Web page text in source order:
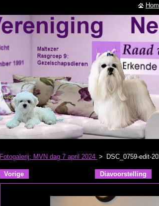
Fotogalerij: MVN dag 7 april 2024 > DSC_0759-edit-
Vorige Diavoorstelling